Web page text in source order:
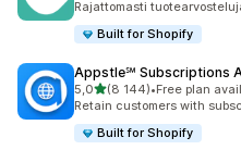
Rajattomasti
Built for Shopify
Appstle℠ Subscriptions
5,0/ 5 tähteä
(8 144)
8144 arvostelua yhteensä
•Free plan
Retain customers with
Built for Shopify